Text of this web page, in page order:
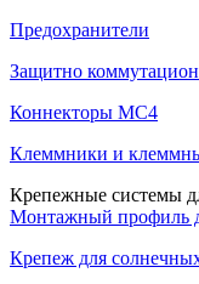
Предохранители
Защитно
Коннекторы MC4
Клеммники и
Крепежные системы
Монтажный профиль
Крепеж для